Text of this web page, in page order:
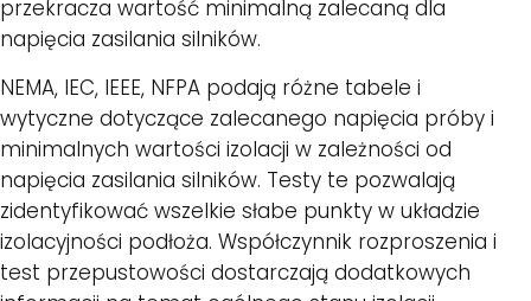
przekracza wartość minimalną zalecaną dla
napięcia zasilania silników.
NEMA, IEC, IEEE, NFPA podają różne tabele i
wytyczne dotyczące zalecanego napięcia próby i
minimalnych wartości izolacji w zależności od
napięcia zasilania silników. Testy te pozwalają
zidentyfikować wszelkie słabe punkty w układzie
izolacyjności podłoża. Współczynnik rozproszenia i
test przepustowości dostarczają dodatkowych